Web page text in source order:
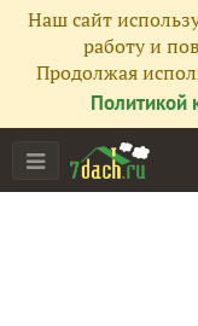
Наш сайт
работу и
Продолжая
Политикой